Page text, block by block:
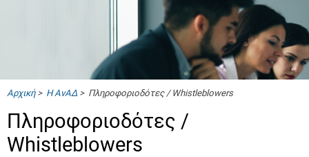
Αρχική> Η ΑνΑΔ > Πληροφοριοδότες / Whistleblowers
Πληροφοριοδότες /
Whistleblowers